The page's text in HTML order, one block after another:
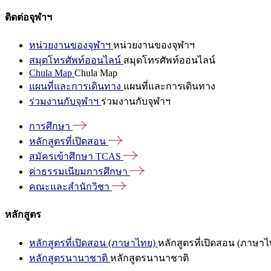
ติดต่อจุฬาฯ
หน่วยงานของจุฬาฯ หน่วยงานของจุฬาฯ
สมุดโทรศัพท์ออนไลน์ สมุดโทรศัพท์ออนไลน์
Chula Map Chula Map
แผนที่และการเดินทาง แผนที่และการเดินทาง
ร่วมงานกับจุฬาฯ ร่วมงานกับจุฬาฯ
การศึกษา
หลักสูตรที่เปิดสอน
สมัครเข้าศึกษา TCAS
ค่าธรรมเนียมการศึกษา
คณะและสำนักวิชา
หลักสูตร
หลักสูตรที่เปิดสอน (ภาษาไทย) หลักสูตรที่เปิดสอน (ภาษาไ
หลักสูตรนานาชาติ หลักสูตรนานาชาติ